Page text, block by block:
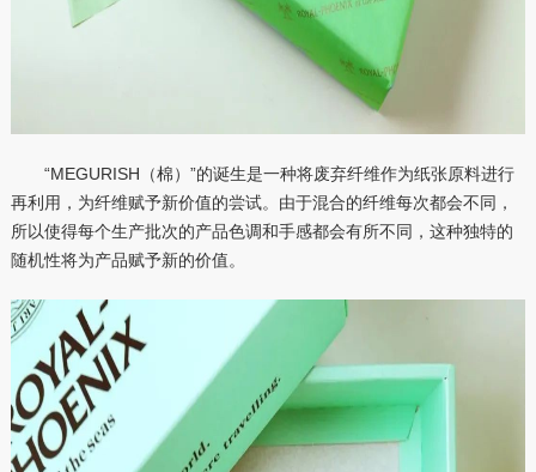
“MEGURISH（棉）”的诞生是一种将废弃纤维作为纸张原料进行
再利用，为纤维赋予新价值的尝试。由于混合的纤维每次都会不同，
所以使得每个生产批次的产品色调和手感都会有所不同，这种独特的
随机性将为产品赋予新的价值。